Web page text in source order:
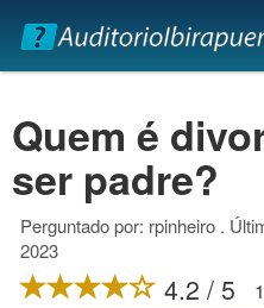
Quem é
ser padre?
Perguntado por: rpinheiro .
2023
4.2 / 5